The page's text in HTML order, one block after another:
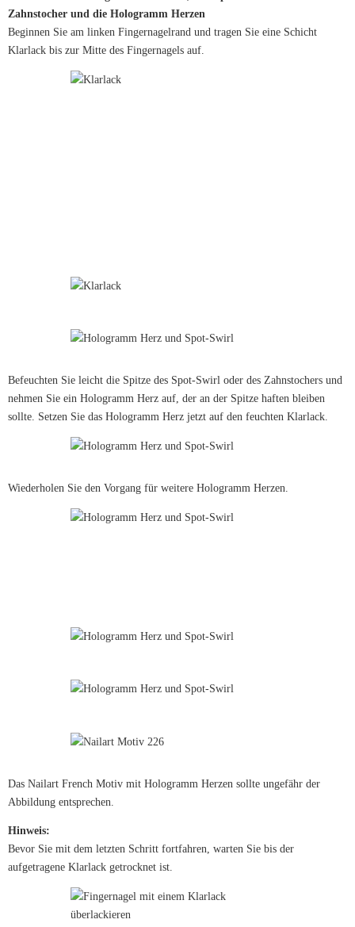
Zahnstocher und die Hologramm Herzen
Beginnen Sie am linken Fingernagelrand und tragen Sie eine Schicht
Klarlack bis zur Mitte des Fingernagels auf.
Befeuchten Sie leicht die Spitze des Spot-Swirl oder des Zahnstochers und
nehmen Sie ein Hologramm Herz auf, der an der Spitze haften bleiben
sollte. Setzen Sie das Hologramm Herz jetzt auf den feuchten Klarlack.
Wiederholen Sie den Vorgang für weitere Hologramm Herzen.
Das Nailart French Motiv mit Hologramm Herzen sollte ungefähr der
Abbildung entsprechen.
Hinweis:
Bevor Sie mit dem letzten Schritt fortfahren, warten Sie bis der
aufgetragene Klarlack getrocknet ist.